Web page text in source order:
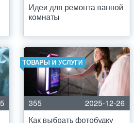
Идеи для ремонта ванной
комнаты
ТОВАРЫ И УСЛУГИ
355
2025-12-26
Как выбрать фотобудку